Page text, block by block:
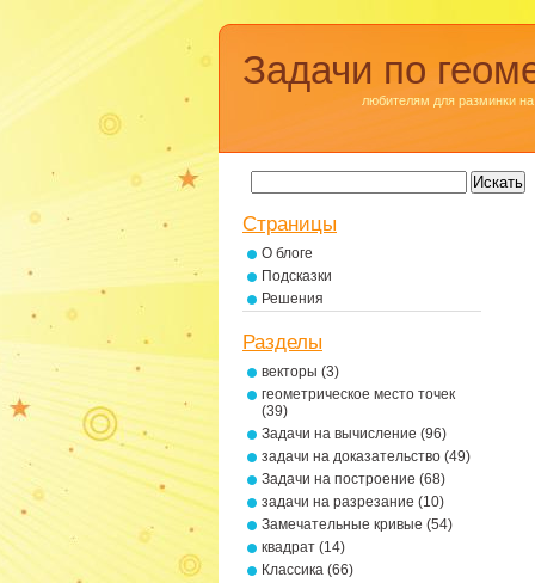
Задачи по
любителям для разминки на
Страницы
О блоге
Подсказки
Решения
Разделы
векторы (3)
геометрическое место точек
(39)
Задачи на вычисление (96)
задачи на доказательство (49)
Задачи на построение (68)
задачи на разрезание (10)
Замечательные кривые (54)
квадрат (14)
Классика (66)